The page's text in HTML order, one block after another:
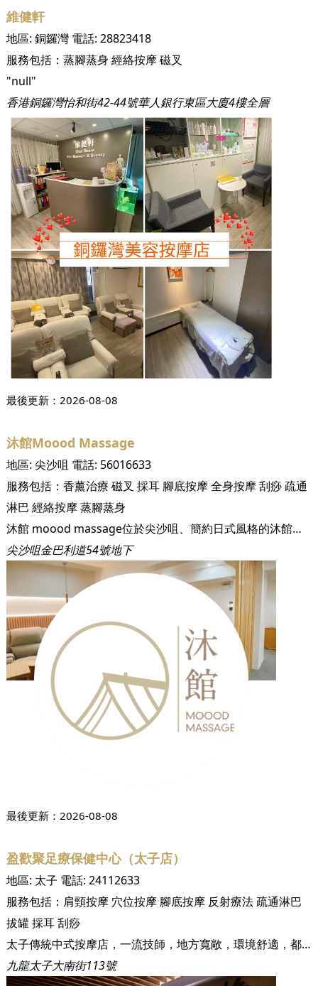
維健軒
地區: 銅鑼灣電話: 28823418
服務包括： 蒸腳蒸身經絡按摩磁叉
"null"
香港銅鑼灣怡和街42-44號華人銀行東區大廈4樓全層
最後更新： 2026-08-08
沐館Moood Massage
地區: 尖沙咀 電話: 56016633
服務包括： 香薰治療 磁叉 採耳 腳底按摩全身按摩刮痧疏通
淋巴 經絡按摩蒸腳蒸身
沐館 moood massage位於尖沙咀、簡約日式風格的沐館為大家帶來舒適嘅按摩、足浴、養生體驗，讓您短暫逃離繁忙都市生活，適時放慢生活步調，讓頭腦與情感回到平衡，感覺煥然一新，恢復能量。 沐館 moood massage擁有2000呎的舒適空間，以「地、水、風、火」元素，設雙人房和單人房。完成理療後更奉上純天然工藝製成的養生花茶和小食，作完美的總結。 人氣項目： 【全面恢復 Refreshment 】 養生套裝 ·熱療排毒汗蒸足浴桶 40 mins ·足底穴位按摩 50 mins ·頭肩頸按摩 10 mins 係試業期間，我地會為尊貴嘅您地提供9折優惠，優惠直至11月20日！
尖沙咀金巴利道54號地下
最後更新： 2026-08-08
盈歡聚足療保健中心（太子店）
地區: 太子 電話: 24112633
服務包括： 肩頸按摩 穴位按摩 腳底按摩 反射療法疏通淋巴
拔罐採耳刮痧
太子傳統中式按摩店，一流技師，地方寬敞，環境舒適，都市人的休息熱點。
九龍太子大南街113號